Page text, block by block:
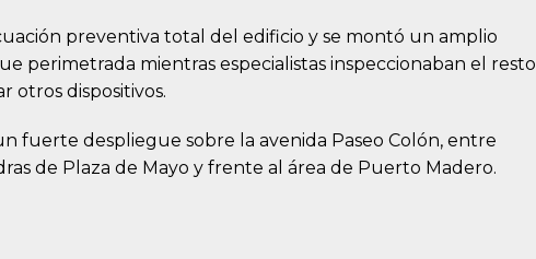
preventiva total del edificio y se montó un amplio
perimetrada mientras especialistas inspeccionaban el resto
otros dispositivos.
fuerte despliegue sobre la avenida Paseo Colón, entre
de Plaza de Mayo y frente al área de Puerto Madero.